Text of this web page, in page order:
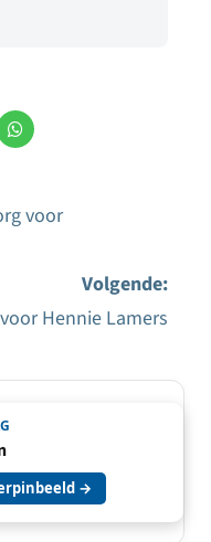
voor
Volgende:
Hennie Lamers
→